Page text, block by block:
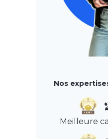
Nos
Meilleure